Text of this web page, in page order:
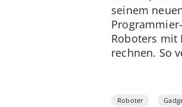
seinem
Roboters mit
rechnen. So
Roboter